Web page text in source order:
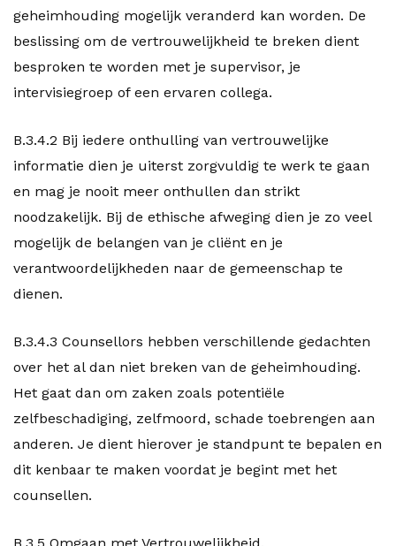
geheimhouding mogelijk veranderd kan worden. De
beslissing om de vertrouwelijkheid te breken dient
besproken te worden met je supervisor, je
intervisiegroep of een ervaren collega.
B.3.4.2 Bij iedere onthulling van vertrouwelijke
informatie dien je uiterst zorgvuldig te werk te gaan
en mag je nooit meer onthullen dan strikt
noodzakelijk. Bij de ethische afweging dien je zo veel
mogelijk de belangen van je cliënt en je
verantwoordelijkheden naar de gemeenschap te
dienen.
B.3.4.3 Counsellors hebben verschillende gedachten
over het al dan niet breken van de geheimhouding.
Het gaat dan om zaken zoals potentiële
zelfbeschadiging, zelfmoord, schade toebrengen aan
anderen. Je dient hierover je standpunt te bepalen en
dit kenbaar te maken voordat je begint met het
counsellen.